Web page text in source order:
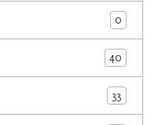
0
40
33